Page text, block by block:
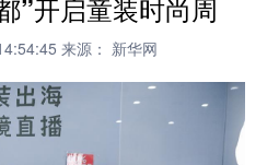
时政 人事
网评
教育
”开启童装时尚周
来源： 新华网